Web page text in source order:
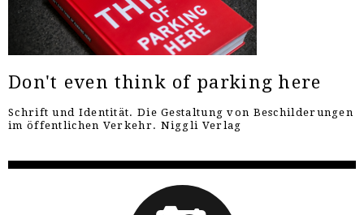
Don't even think of parking here
Schrift und Identität. Die Gestaltung von Beschilderungen
im öffentlichen Verkehr. Niggli Verlag